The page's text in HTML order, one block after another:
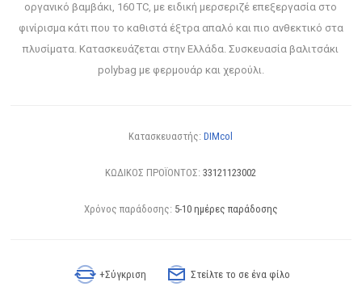
οργανικό βαμβάκι, 160 TC, με ειδική μερσεριζέ επεξεργασία στο
φινίρισμα κάτι που το καθιστά έξτρα απαλό και πιο ανθεκτικό στα
πλυσίματα. Κατασκευάζεται στην Ελλάδα. Συσκευασία βαλιτσάκι
polybag με φερμουάρ και χερούλι.
Κατασκευαστής: DIMcol
ΚΩΔΙΚΟΣ ΠΡΟΪΟΝΤΟΣ: 33121123002
Χρόνος παράδοσης: 5-10 ημέρες παράδοσης
+Σύγκριση Στείλτε το σε ένα φίλο